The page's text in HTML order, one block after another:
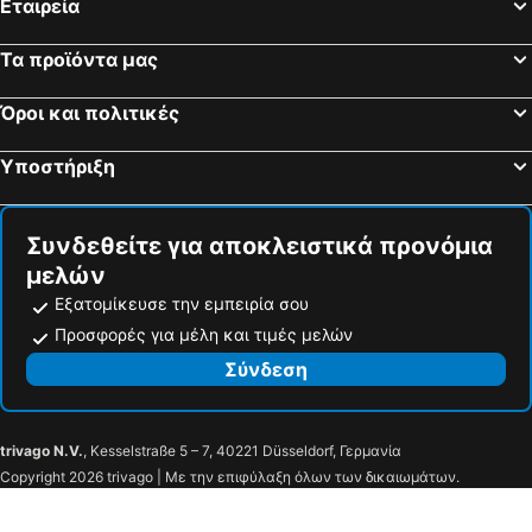
Curon Venosta, bed and breakfasts
Stanzach, bed and breakfasts Μαλλάου, bed and breakfasts
Sent, bed and breakfasts
Μπραντ, bed and breakfasts
Άου, bed and breakfasts
Jerzens, bed and breakfasts
Εταιρεία
Τα προϊόντα μας
Όροι και πολιτικές
Υποστήριξη
Συνδεθείτε για αποκλειστικά προνόμια
μελών
Εξατομίκευσε την εμπειρία σου
Προσφορές για μέλη και τιμές μελών
Σύνδεση
trivago N.V., Kesselstraße 5 – 7, 40221 Düsseldorf, Γερμανία
Copyright 2026 trivago | Με την επιφύλαξη όλων των δικαιωμάτων.